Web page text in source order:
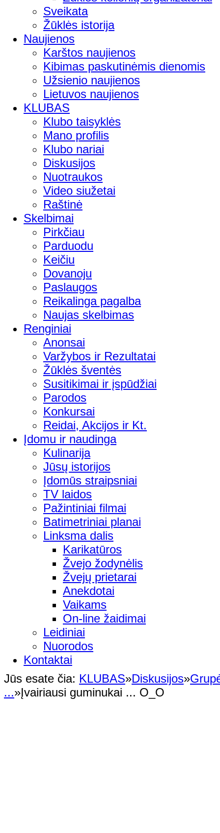
Sveikata
Žūklės istorija
Naujienos
Karštos naujienos
Kibimas paskutinėmis dienomis
Užsienio naujienos
Lietuvos naujienos
KLUBAS
Klubo taisyklės
Mano profilis
Klubo nariai
Diskusijos
Nuotraukos
Video siužetai
Raštinė
Skelbimai
Pirkčiau
Parduodu
Keičiu
Dovanoju
Paslaugos
Reikalinga pagalba
Naujas skelbimas
Renginiai
Anonsai
Varžybos ir Rezultatai
Žūklės šventės
Susitikimai ir įspūdžiai
Parodos
Konkursai
Reidai, Akcijos ir Kt.
Įdomu ir naudinga
Kulinarija
Jūsų istorijos
Įdomūs straipsniai
TV laidos
Pažintiniai filmai
Batimetriniai planai
Linksma dalis
Karikatūros
Žvejo žodynėlis
Žvejų prietarai
Anekdotai
Vaikams
On-line žaidimai
Leidiniai
Nuorodos
Kontaktai
Jūs esate čia: KLUBAS»Diskusijos»
...»Įvairiausi guminukai ... O_O